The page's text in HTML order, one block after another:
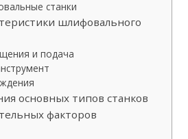
станки
шлифовального
и подача
основных типов станков
факторов